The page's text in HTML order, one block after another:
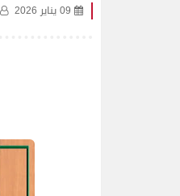
09 يناير 2026